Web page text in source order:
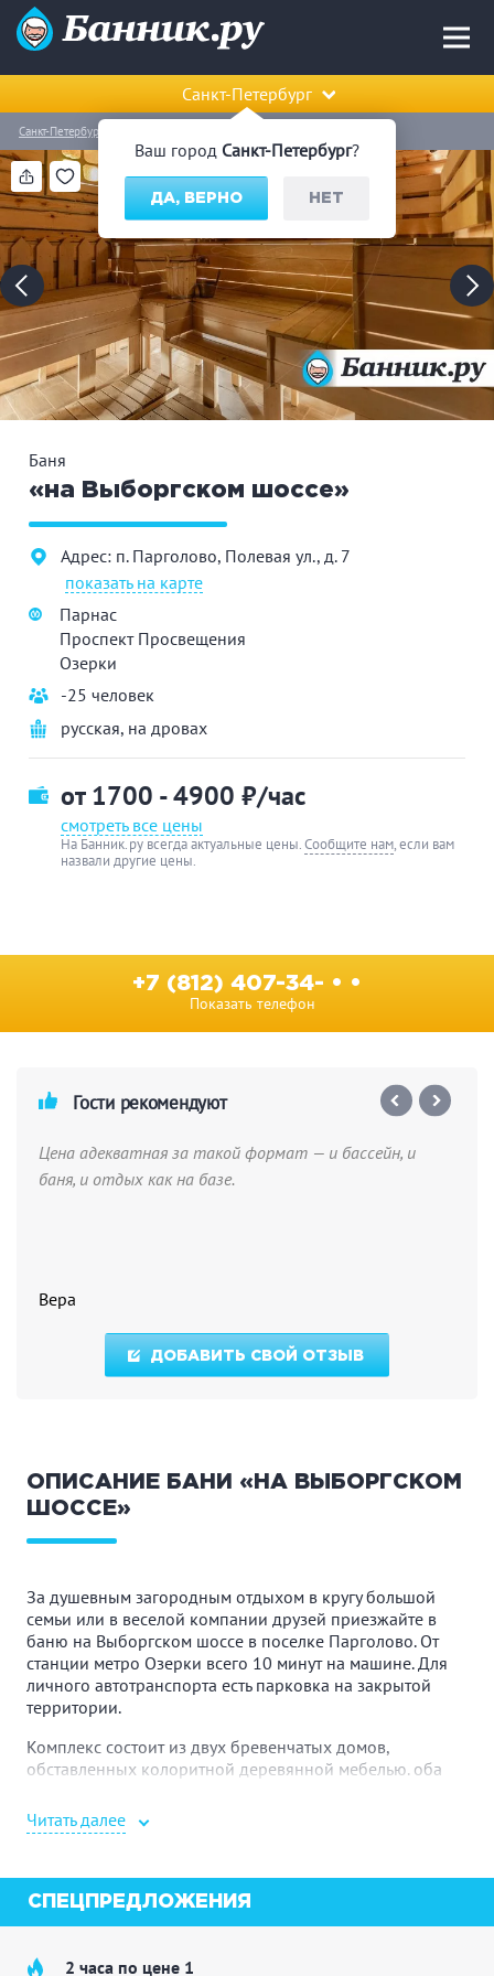
Ваш город Санкт-Петербург?
ДА, ВЕРНО НЕТ
Санкт-Петербург
Санкт-Петербург
Баня
«на Выборгском шоссе»
Адрес: п. Парголово, Полевая ул., д. 7
показать на карте
Парнас
Проспект Просвещения
Озерки
-25 человек
русская, на дровах
от 1700 - 4900 ₽/час
смотреть все цены
На Банник.ру всегда актуальные цены.Сообщите нам, если вам
назвали другие цены.
+7 (812) 407-34- • •
Показать телефон
ОПИСАНИЕ БАНИ «НА ВЫБОРГСКОМ
ШОССЕ»
За душевным загородным отдыхом в кругу большой
семьи или в веселой компании друзей приезжайте в
баню на Выборгском шоссе в поселке Парголово. От
станции метро Озерки всего 10 минут на машине. Для
личного автотранспорта есть парковка на закрытой
территории.
Комплекс состоит из двух бревенчатых домов,
обставленных колоритной деревянной мебелью. оба
В первом доме гостей ждет просторная русская парная
водой из ведра, а затем прыгнуть в плавательный
бассейн 8×3 метра с панорамными окнами, подогревом
с широкоугольным телевизором, саундбаром, мини-
Читать далее
СПЕЦПРЕДЛОЖЕНИЯ
2 часа по цене 1
Гости рекомендуют
Цена адекватная за такой формат — и бассейн, и
баня, и отдых как на базе.
Вера
ДОБАВИТЬ СВОЙ ОТЗЫВ